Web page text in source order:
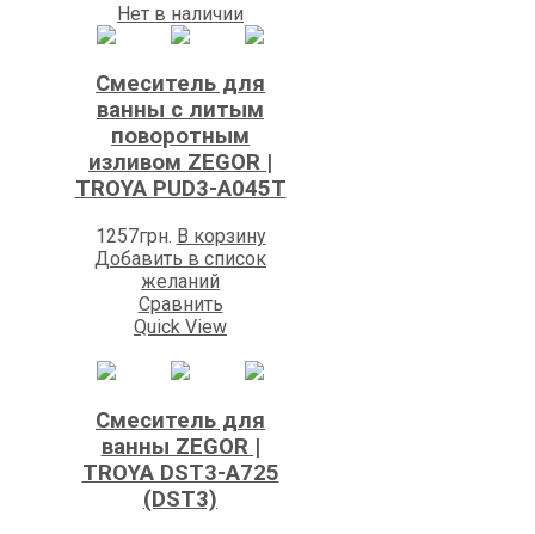
Нет в наличии
Смеситель для
ванны с литым
поворотным
изливом ZEGOR |
TROYA PUD3-A045Т
1257грн. В корзину
Добавить в список
желаний
Сравнить
Quick View
Смеситель для
ванны ZEGOR |
TROYA DST3-A725
(DST3)